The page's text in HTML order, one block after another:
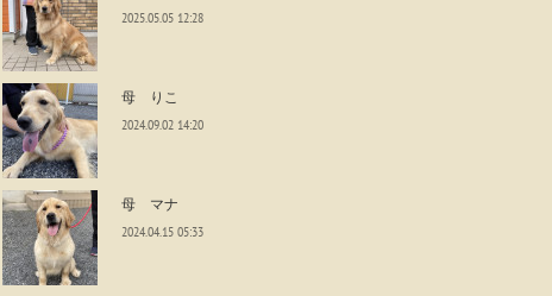
2025.05.05 12:28
母 りこ
2024.09.02 14:20
母 マナ
2024.04.15 05:33